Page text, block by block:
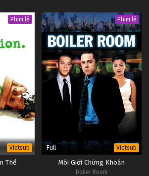
Phim lẻ
Vietsub
Thể
Phim lẻ
Full Vietsub
Môi Giới Chứng Khoán
Boiler Room